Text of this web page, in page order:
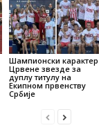
Шампионски карактер
Црвене звезде за
дуплу титулу на
Екипном првенству
Србије